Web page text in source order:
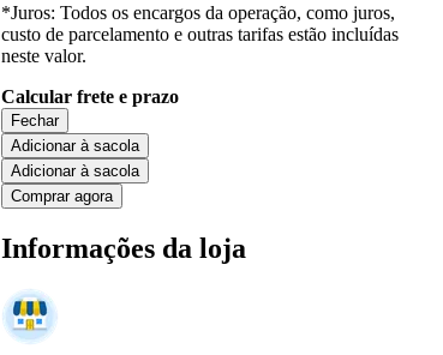
*Juros: Todos os encargos da operação, como juros,
custo de parcelamento e outras tarifas estão incluídas
neste valor.
Calcular frete e prazo
Fechar
Adicionar à sacola
Adicionar à sacola
Comprar agora
Informações da loja